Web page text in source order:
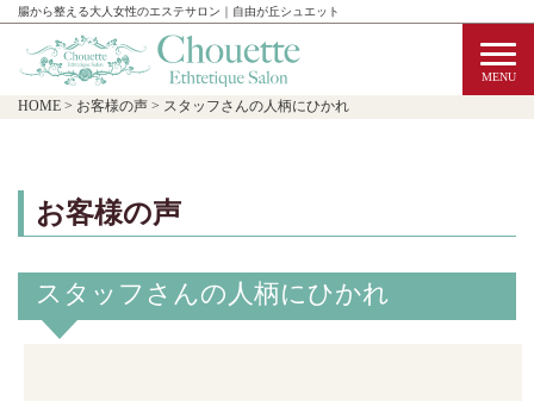
腸から整える大人女性のエステサロン｜自由が丘シュエット
HOME > お客様の声 > スタッフさんの人柄にひかれ
お客様の声
スタッフさんの人柄にひかれ